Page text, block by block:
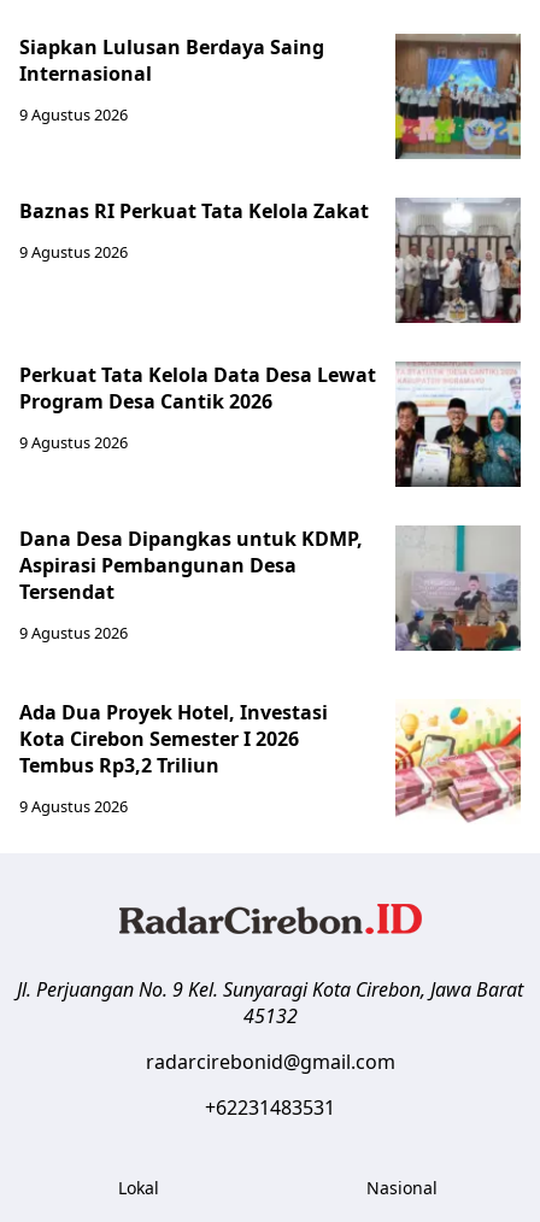
Siapkan Lulusan Berdaya Saing
Internasional
9 Agustus 2026
Baznas RI Perkuat Tata Kelola Zakat
9 Agustus 2026
Perkuat Tata Kelola Data Desa Lewat
Program Desa Cantik 2026
9 Agustus 2026
Dana Desa Dipangkas untuk KDMP,
Aspirasi Pembangunan Desa
Tersendat
9 Agustus 2026
Ada Dua Proyek Hotel, Investasi
Kota Cirebon Semester I 2026
Tembus Rp3,2 Triliun
9 Agustus 2026
Jl. Perjuangan No. 9 Kel. SunyaragiKota Cirebon, Jawa Barat
45132
radarcirebonid@gmail.com
+62231483531
Lokal
Nasional